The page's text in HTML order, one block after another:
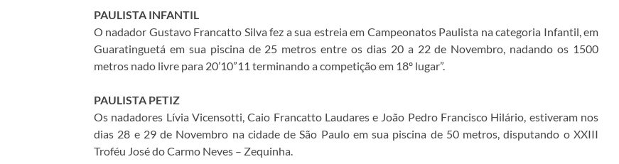
PAULISTA INFANTIL
O nadador Gustavo Francatto Silva fez a sua estreia em Campeonatos Paulista na categoria Infantil, em
Guaratinguetá em sua piscina de 25 metros entre os dias 20 a 22 de Novembro, nadando os 1500
metros nado livre para 20’10”11 terminando a competição em 18º lugar”.
PAULISTA PETIZ
Os nadadores Lívia Vicensotti, Caio Francatto Laudares e João Pedro Francisco Hilário, estiveram nos
dias 28 e 29 de Novembro na cidade de São Paulo em sua piscina de 50 metros, disputando o XXIII
Troféu José do Carmo Neves – Zequinha.